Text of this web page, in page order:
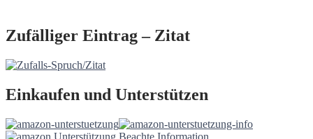
Zufälliger Eintrag – Zitat
Einkaufen und Unterstützen